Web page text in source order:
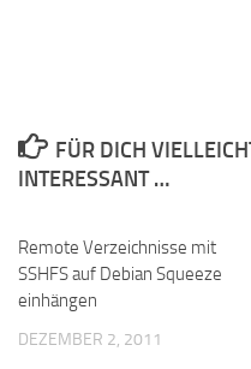
FÜR DICH
INTERESSANT …
Remote Verzeichnisse mit
SSHFS auf Debian Squeeze
einhängen
DEZEMBER 2, 2011